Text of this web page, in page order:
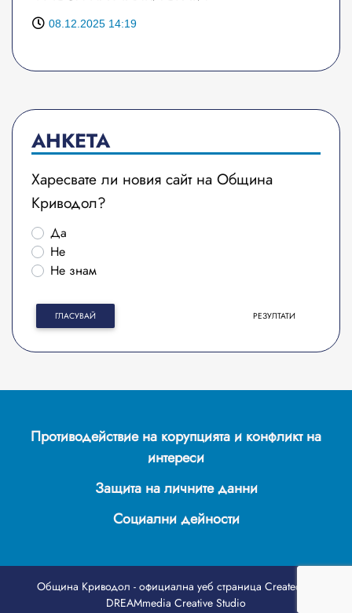
08.12.2025 14:19
АНКЕТА
Харесвате ли новия сайт на Община
Криводол?
Да
Не
Не знам
ГЛАСУВАЙ РЕЗУЛТАТИ
Противодействие на корупцията и конфликт на
интереси
Защита на личните данни
Социални дейности
Община Криводол - официална уеб страница Created by
DREAMmedia Creative Studio